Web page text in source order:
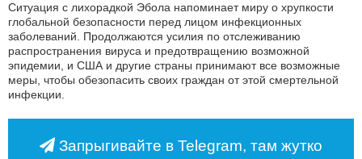
Ситуация с лихорадкой Эбола напоминает миру о хрупкости
глобальной безопасности перед лицом инфекционных
заболеваний. Продолжаются усилия по отслеживанию
распространения вируса и предотвращению возможной
эпидемии, и США и другие страны принимают все возможные
меры, чтобы обезопасить своих граждан от этой смертельной
инфекции.
Запрыгивайте в Telegram, там жутко